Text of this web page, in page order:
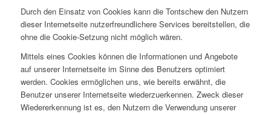
Durch den Einsatz von Cookies kann die Tontschew den Nutzern
dieser Internetseite nutzerfreundlichere Services bereitstellen, die
ohne die Cookie-Setzung nicht möglich wären.
Mittels eines Cookies können die Informationen und Angebote
auf unserer Internetseite im Sinne des Benutzers optimiert
werden. Cookies ermöglichen uns, wie bereits erwähnt, die
Benutzer unserer Internetseite wiederzuerkennen. Zweck dieser
Wiedererkennung ist es, den Nutzern die Verwendung unserer